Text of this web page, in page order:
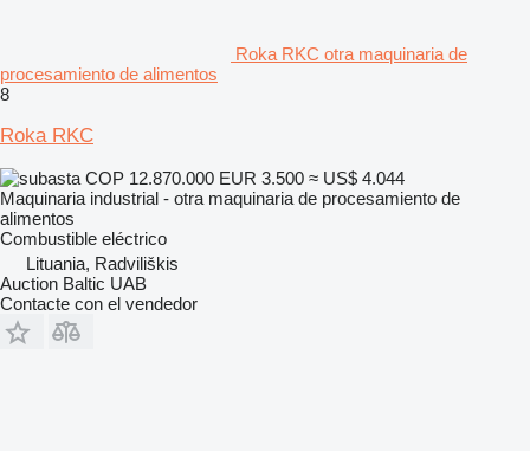
Roka RKC otra maquinaria de
procesamiento de alimentos
8
Roka RKC
COP 12.870.000 EUR 3.500 ≈ US$ 4.044
Maquinaria industrial - otra maquinaria de procesamiento de
alimentos
Combustible eléctrico
Lituania, Radviliškis
Auction Baltic UAB
Contacte con el vendedor